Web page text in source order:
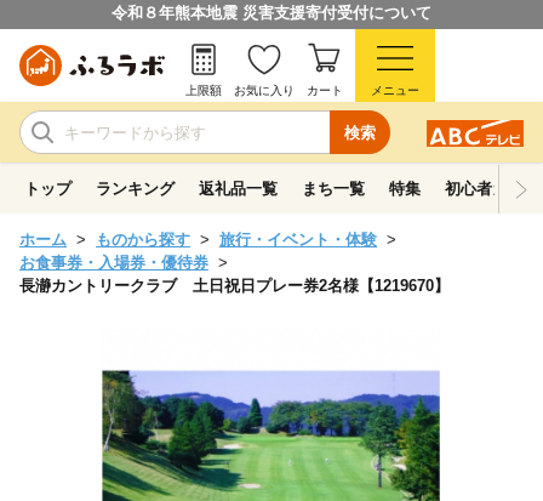
令和８年熊本地震 災害支援寄付受付について
検索
上限額 お気に入り カート メニュー
トップ ランキング 返礼品一覧 まち一覧 特集 初心者ガイド
ホーム ものから探す
旅行・イベント・体験
お食事券・入場券・優待券
長瀞カントリークラブ 土日祝日プレー券2名様【1219670】